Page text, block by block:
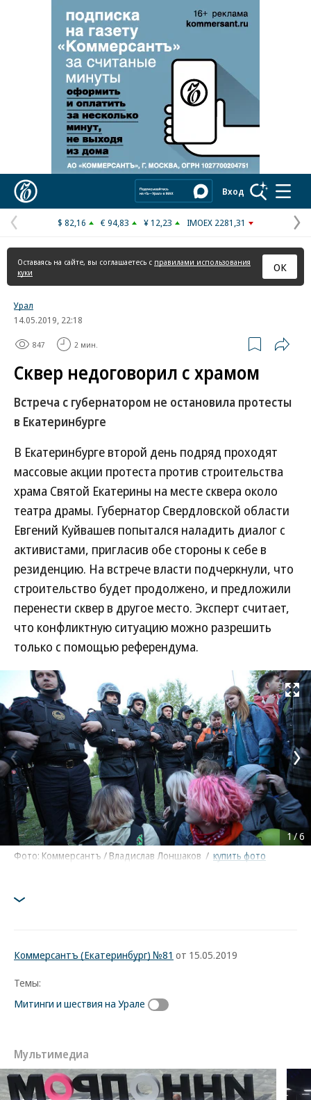
Реклама в «Ъ» www.kommersant.ru/ad
Вход
Предыдущая
страница
$ 82,16 € 94,83 ¥ 12,23 IMOEX 2281,31
Оставаясь на сайте, вы соглашаетесь с правилами использования
куки
ОК
Урал
14.05.2019, 22:18
847 2 мин.
Сквер недоговорил с храмом
Встреча с губернатором не остановила протесты
в Екатеринбурге
В Екатеринбурге второй день подряд проходят
массовые акции протеста против строительства
храма Святой Екатерины на месте сквера около
театра драмы. Губернатор Свердловской области
Евгений Куйвашев попытался наладить диалог с
активистами, пригласив обе стороны к себе в
резиденцию. На встрече власти подчеркнули, что
строительство будет продолжено, и предложили
перенести сквер в другое место. Эксперт считает,
что конфликтную ситуацию можно разрешить
только с помощью референдума.
Развернуть
Фото: Коммерсантъ / Владислав Лоншаков / купить фото
1/6
Коммерсантъ (Екатеринбург) №81 от 15.05.2019
Темы:
Митинги и шествия на Урале
Мультимедиа